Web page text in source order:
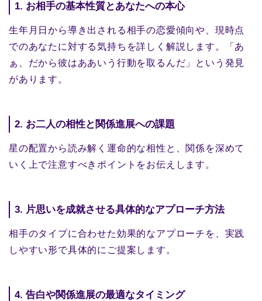
1. お相手の基本性質とあなたへの本心
生年月日から導き出される相手の恋愛傾向や、現時点
でのあなたに対する気持ちを詳しく解説します。「あ
ぁ、だから彼はああいう行動を取るんだ」という発見
があります。
2. お二人の相性と関係進展への課題
星の配置から読み解く運命的な相性と、関係を深めて
いく上で注意すべきポイントをお伝えします。
3. 片思いを成就させる具体的なアプローチ方法
相手のタイプに合わせた効果的なアプローチを、実践
しやすい形で具体的にご提案します。
4. 告白や関係進展の最適なタイミング